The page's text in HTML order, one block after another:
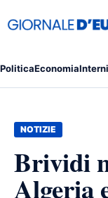
PoliticaEconomiaInterni
NOTIZIE
Brividi
Algeria